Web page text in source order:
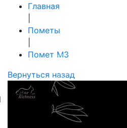
Главная
Пометы
Помет M3
Вернуться назад